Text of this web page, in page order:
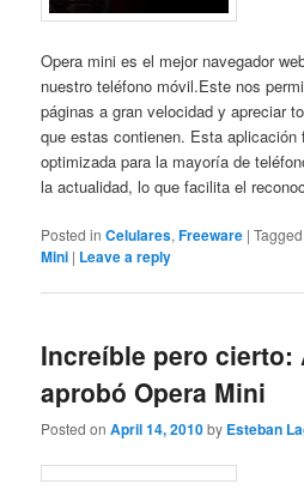
Opera mini es el mejor navegador
nuestro teléfono móvil.Este nos
páginas a gran velocidad y apreciar
que estas contienen. Esta aplicación
optimizada para la mayoría de
la actualidad, lo que facilita el
Posted in Celulares,Freeware |Tagged
Mini | Leave a reply
Increíble pero cierto:
aprobó Opera Mini
Posted onApril 14, 2010by Esteban